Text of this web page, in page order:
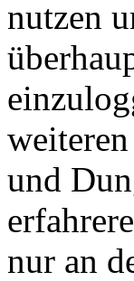
nutzen
und
nur an